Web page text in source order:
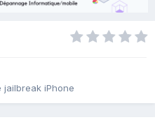
jailbreak iPhone